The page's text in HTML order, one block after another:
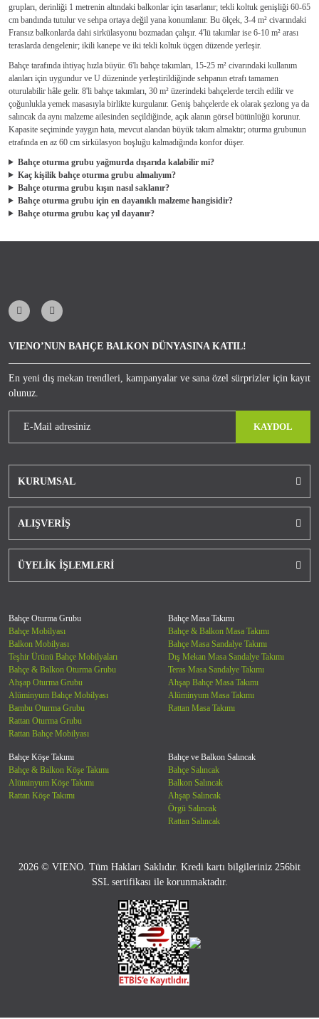
grupları, derinliği 1 metrenin altındaki balkonlar için tasarlanır; tekli koltuk genişliği 60-65
cm bandında tutulur ve sehpa ortaya değil yana konumlanır. Bu ölçek, 3-4 m² civarındaki
Fransız balkonlarda dahi sirkülasyonu bozmadan çalışır. 4'lü takımlar ise 6-10 m² arası
teraslarda dengelenir; ikili kanepe ve iki tekli koltuk üçgen düzende yerleşir.
Bahçe tarafında ihtiyaç hızla büyür. 6'lı bahçe takımları, 15-25 m² civarındaki kullanım
alanları için uygundur ve U düzeninde yerleştirildiğinde sehpanın etrafı tamamen
oturulabilir hâle gelir. 8'li bahçe takımları, 30 m² üzerindeki bahçelerde tercih edilir ve
çoğunlukla yemek masasıyla birlikte kurgulanır. Geniş bahçelerde ek olarak şezlong ya da
salıncak da aynı malzeme ailesinden seçildiğinde, açık alanın görsel bütünlüğü korunur.
Kapasite seçiminde yaygın hata, mevcut alandan büyük takım almaktır; oturma grubunun
etrafında en az 60 cm sirkülasyon boşluğu kalmadığında konfor düşer.
Bahçe oturma grubu yağmurda dışarıda kalabilir mi?
Kaç kişilik bahçe oturma grubu almalıyım?
Bahçe oturma grubu kışın nasıl saklanır?
Bahçe oturma grubu için en dayanıklı malzeme hangisidir?
Bahçe oturma grubu kaç yıl dayanır?
VIENO’NUN BAHÇE BALKON DÜNYASINA KATIL!
En yeni dış mekan trendleri, kampanyalar ve sana özel sürprizler için kayıt
olunuz.
KAYDOL
KURUMSAL
ALIŞVERİŞ
ÜYELİK İŞLEMLERİ
Bahçe Oturma Grubu
Bahçe Mobilyası
Balkon Mobilyası
Teşhir Ürünü Bahçe Mobilyaları
Bahçe & Balkon Oturma Grubu
Ahşap Oturma Grubu
Alüminyum Bahçe Mobilyası
Bambu Oturma Grubu
Rattan Oturma Grubu
Rattan Bahçe Mobilyası
Bahçe Masa Takımı
Bahçe & Balkon Masa Takımı
Bahçe Masa Sandalye Takımı
Dış Mekan Masa Sandalye Takımı
Teras Masa Sandalye Takımı
Ahşap Bahçe Masa Takımı
Alüminyum Masa Takımı
Rattan Masa Takımı
Bahçe Köşe Takımı
Bahçe & Balkon Köşe Takımı
Alüminyum Köşe Takımı
Rattan Köşe Takımı
Bahçe ve Balkon Salıncak
Bahçe Salıncak
Balkon Salıncak
Ahşap Salıncak
Örgü Salıncak
Rattan Salıncak
2026 © VIENO. Tüm Hakları Saklıdır. Kredi kartı bilgileriniz 256bit
SSL sertifikası ile korunmaktadır.